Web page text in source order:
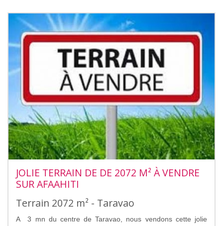
JOLIE TERRAIN DE DE 2072 M² À VENDRE
SUR AFAAHITI
Terrain 2072 m² - Taravao
A 3 mn du centre de Taravao, nous vendons cette jolie